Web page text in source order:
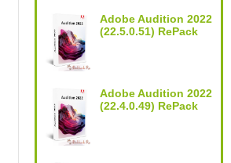
Adobe Audition 2022
(22.5.0.51) RePack
Adobe Audition 2022
(22.4.0.49) RePack